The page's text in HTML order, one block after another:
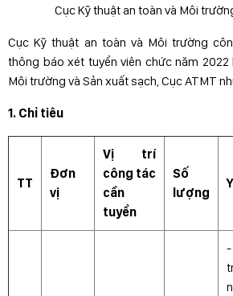
Cục Kỹ thuật an toàn và Môi
Cục Kỹ thuật an toàn và Môi trường
thông báo xét tuyển viên chức năm
Môi trường và Sản xuất sạch, Cục ATMT
1. Chỉ tiêu
TT
Đơn
vị
Vị trí
công tác
cần
tuyển
Số
lượng